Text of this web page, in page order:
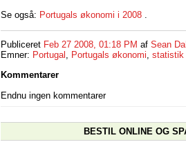
Se også: Portugals økonomi i 2008
Publiceret Feb 27 2008, 01:18 PM af Sean
Emner: Portugal , Portugals økonomi, statistik
Kommentarer
Endnu ingen kommentarer
BESTIL ONLINE OG